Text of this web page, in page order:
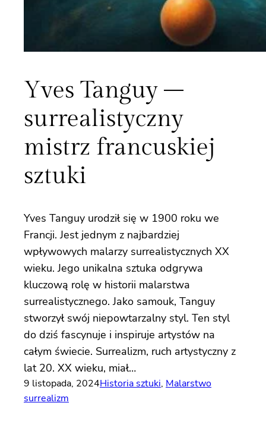
Yves Tanguy –
surrealistyczny
mistrz francuskiej
sztuki
Yves Tanguy urodził się w 1900 roku we
Francji. Jest jednym z najbardziej
wpływowych malarzy surrealistycznych XX
wieku. Jego unikalna sztuka odgrywa
kluczową rolę w historii malarstwa
surrealistycznego. Jako samouk, Tanguy
stworzył swój niepowtarzalny styl. Ten styl
do dziś fascynuje i inspiruje artystów na
całym świecie. Surrealizm, ruch artystyczny z
lat 20. XX wieku, miał…
9 listopada, 2024Historia sztuki, Malarstwo
surrealizm